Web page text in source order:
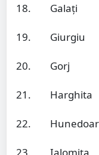
18. Galați
19. Giurgiu
20. Gorj
21. Harghita
22.
23. Ialomița